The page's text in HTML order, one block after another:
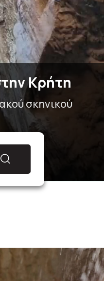
Κρήτη
σκηνικού